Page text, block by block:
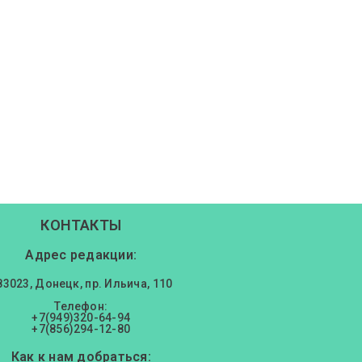
КОНТАКТЫ
Адрес редакции:
Донецк, пр. Ильича, 110
Телефон:
+7(949)320-64-94
+7(856)294-12-80
Как к нам добраться: